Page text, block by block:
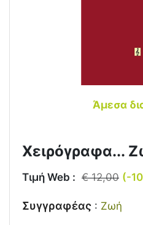
Άμεσα
Χειρόγραφα...
Τιμή Web : € 12,00 (-
Συγγραφέας : Ζωή